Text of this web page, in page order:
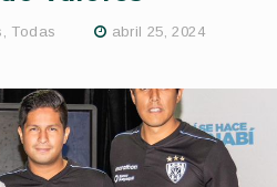
, Todas abril 25, 2024